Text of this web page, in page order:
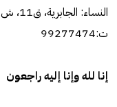
النساء: الجابرية، ق11، ش10، م5
ت:99277474
إنا لله وإنا إليه راجعون